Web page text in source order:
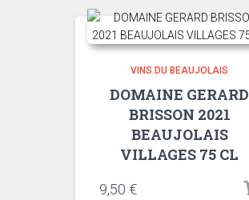
VINS DU BEAUJOLAIS
DOMAINE GERARD
BRISSON 2021
BEAUJOLAIS
VILLAGES 75 CL
9,50 €